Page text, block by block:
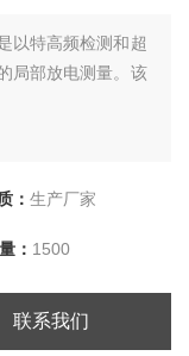
以特高频检测和超
局部放电测量。该
： 生产厂家
： 1500
联系我们